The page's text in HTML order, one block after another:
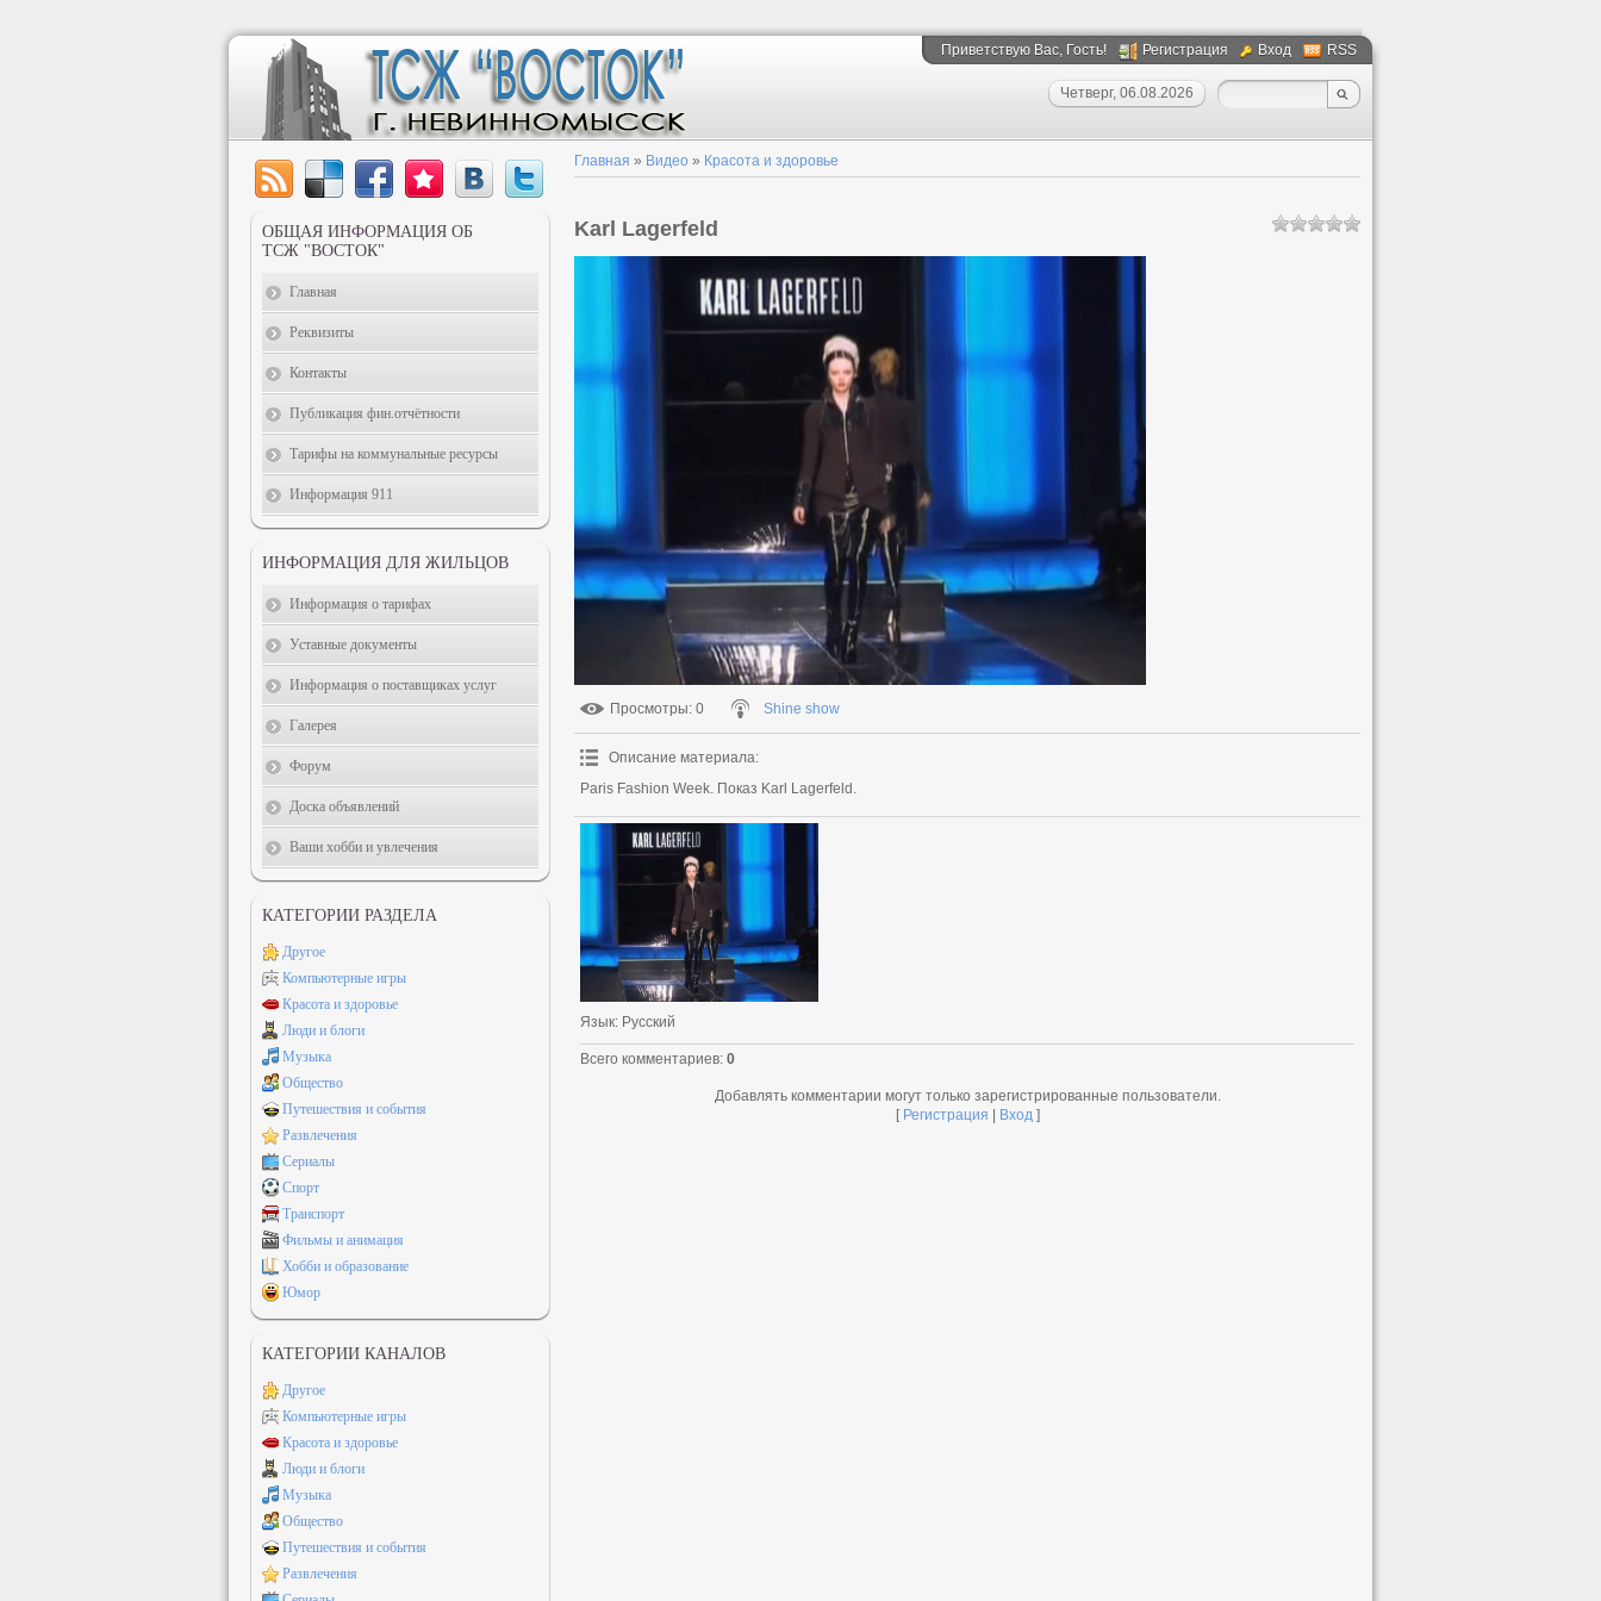
Приветствую Вас, Гость! Регистрация Вход RSS
Четверг, 06.08.2026
Главная » Видео » Красота и здоровье
Karl Lagerfeld
Просмотры: 0 Shine show
Описание материала:
Paris Fashion Week. Показ Karl Lagerfeld.
Язык: Русский
Всего комментариев: 0
Добавлять комментарии могут только зарегистрированные пользователи.
[ Регистрация Вход]
ОБЩАЯ ИНФОРМАЦИЯ ОБ
ТСЖ "ВОСТОК"
Главная
Реквизиты
Контакты
Публикация фин.отчётности
Тарифы на коммунальные ресурсы
Информация 911
ИНФОРМАЦИЯ ДЛЯ ЖИЛЬЦОВ
Информация о тарифах
Уставные документы
Информация о поставщиках услуг
Галерея
Форум
Доска объявлений
Ваши хобби и увлечения
КАТЕГОРИИ РАЗДЕЛА
Другое
Компьютерные игры
Красота и здоровье
Люди и блоги
Музыка
Общество
Путешествия и события
Развлечения
Сериалы
Спорт
Транспорт
Фильмы и анимация
Хобби и образование
Юмор
КАТЕГОРИИ КАНАЛОВ
Другое
Компьютерные игры
Красота и здоровье
Люди и блоги
Музыка
Общество
Путешествия и события
Развлечения